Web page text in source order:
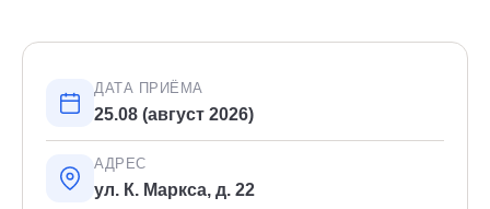
ДАТА ПРИЁМА
25.08 (август 2026)
АДРЕС
ул. К. Маркса, д. 22